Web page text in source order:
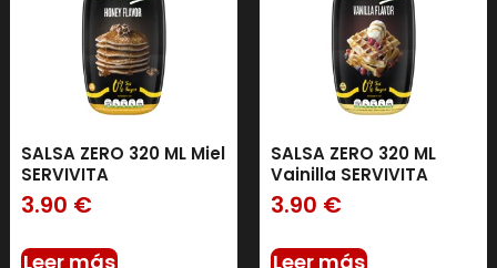
SALSA ZERO 320 ML Miel
SERVIVITA
3.90 €
Leer más
SALSA ZERO 320 ML
Vainilla SERVIVITA
3.90 €
Leer más